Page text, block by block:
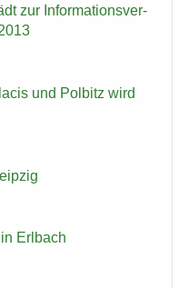
zur In­for­ma­ti­ons­ver­
und Pol­bitz wird
Erl­bach